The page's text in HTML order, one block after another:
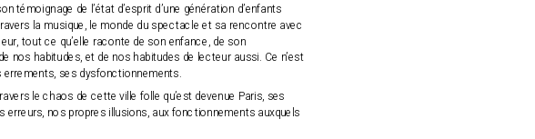
témoignage de l’état d’esprit d’une génération d’enfants
la musique, le monde du spectacle et sa rencontre avec
tout ce qu’elle raconte de son enfance, de son
habitudes, et de nos habitudes de lecteur aussi. Ce n’est
errements, ses dysfonctionnements.
le chaos de cette ville folle qu’est devenue Paris, ses
nos propres illusions, aux fonctionnements auxquels